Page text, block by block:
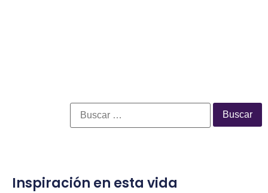
Inspiración en esta vida